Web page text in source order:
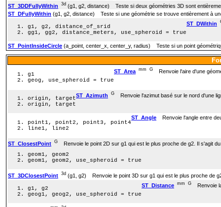
ST_3DDFullyWithin
3d (g1, g2, distance) Teste si deux géométries 3D sont
ST_DFullyWithin (g1, g2, distance) Teste si une géométrie se trouve entièrement à
ST_DWithin
g1, g2, distance_of_srid
gg1, gg2, distance_meters, use_spheroid = true
ST_PointInsideCircle (a_point, center_x, center_y, radius) Teste si un point
ST_Area mm G Renvoie l'aire d'une
g1
geog, use_spheroid = true
ST_Azimuth G Renvoie l'azimut basé sur le nord d'une
origin, target
origin, target
ST_Angle Renvoie l'angle entre
point1, point2, point3, point4
line1, line2
ST_ClosestPoint G Renvoie le point 2D sur g1 qui est le plus proche de g2. Il s'agit
geom1, geom2
geom1, geom2, use_spheroid = true
ST_3DClosestPoint 3d (g1, g2) Renvoie le point 3D sur g1 qui est le plus proche de
ST_Distance mm G Renvoie
g1, g2
geog1, geog2, use_spheroid = true